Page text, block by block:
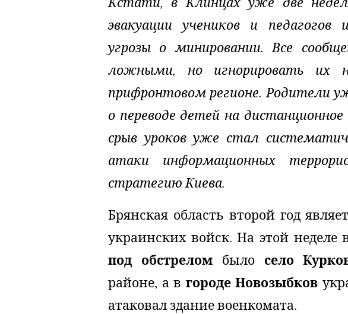
эвакуации учеников и
угрозы о минировании. Все
ложными, но игнорировать их
прифронтовом регионе. Родители
о переводе детей на
срыв уроков уже стал
атаки информационных
стратегию Киева.
Брянская область второй год
украинских войск. На этой неделе
под обстреломбыло село
районе, а в городе Новозыбков
атаковал здание военкомата.